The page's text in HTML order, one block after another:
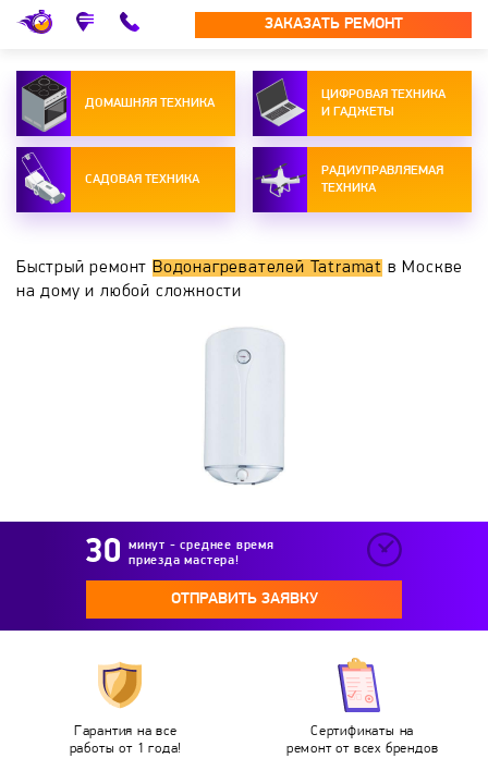
ЗАКАЗАТЬ РЕМОНТ
ДОМАШНЯЯ ТЕХНИКА
ЦИФРОВАЯ ТЕХНИКА
И ГАДЖЕТЫ
САДОВАЯ ТЕХНИКА
РАДИУПРАВЛЯЕМАЯ
ТЕХНИКА
Быстрый ремонт Водонагревателей Tatramat в Москве
на дому и любой сложности
минут - среднее время
приезда мастера!
ОТПРАВИТЬ ЗАЯВКУ
Гарантия на все
работы от 1 года!
Сертификаты на
ремонт от всех брендов